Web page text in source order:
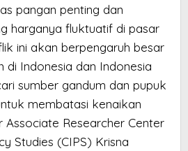
pangan penting dan
harganya fluktuatif di pasar
ini akan berpengaruh besar
di Indonesia dan Indonesia
sumber gandum dan pupuk
membatasi kenaikan
Associate Researcher Center
Studies (CIPS) Krisna